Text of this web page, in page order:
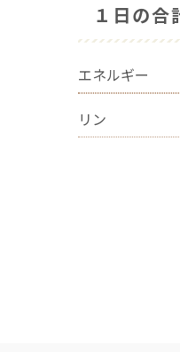
１日の合
エネルギー
リン